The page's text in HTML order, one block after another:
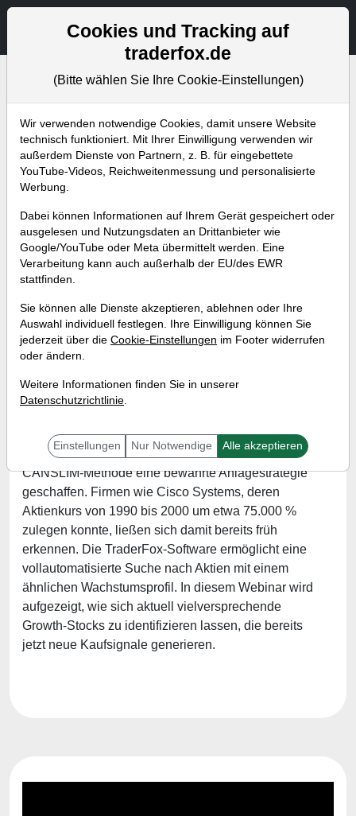
Aktien- und Artikelsuche
Bevorstehende Webinare Alle Aufzeichnungen
Überzeugende Wachstumsaktien
nach der CANSLIM-Strategie von
William O‘ Neil
Wann:Mittwoch, 21. Mai 2025 von 17 bis 18 Uhr
William O’Neil ist eine Börsenlegende und hat
CANSLIM-Methode eine bewährte Anlagestrategie
geschaffen. Firmen wie Cisco Systems, deren
Aktienkurs von 1990 bis 2000 um etwa 75.000 %
zulegen konnte, ließen sich damit bereits früh
erkennen. Die TraderFox-Software ermöglicht eine
vollautomatisierte Suche nach Aktien mit einem
ähnlichen Wachstumsprofil. In diesem Webinar wird
aufgezeigt, wie sich aktuell vielversprechende
Growth-Stocks zu identifizieren lassen, die bereits
jetzt neue Kaufsignale generieren.
Cookies und Tracking auf
traderfox.de
(Bitte wählen Sie Ihre Cookie-Einstellungen)
Wir verwenden notwendige Cookies, damit unsere Website
technisch funktioniert. Mit Ihrer Einwilligung verwenden wir
außerdem Dienste von Partnern, z. B. für eingebettete
YouTube-Videos, Reichweitenmessung und personalisierte
Werbung.
Dabei können Informationen auf Ihrem Gerät gespeichert oder
ausgelesen und Nutzungsdaten an Drittanbieter wie
Google/YouTube oder Meta übermittelt werden. Eine
Verarbeitung kann auch außerhalb der EU/des EWR
stattfinden.
Sie können alle Dienste akzeptieren, ablehnen oder Ihre
Auswahl individuell festlegen. Ihre Einwilligung können Sie
jederzeit über die Cookie-Einstellungen im Footer widerrufen
oder ändern.
Weitere Informationen finden Sie in unserer
Datenschutzrichtlinie.
Einstellungen Nur Notwendige Alle akzeptieren